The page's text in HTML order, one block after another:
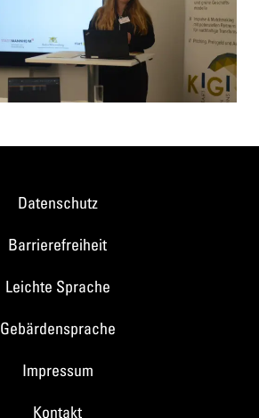
Datenschutz
Barrierefreiheit
Leichte Sprache
Gebärdensprache
Impressum
Kontakt